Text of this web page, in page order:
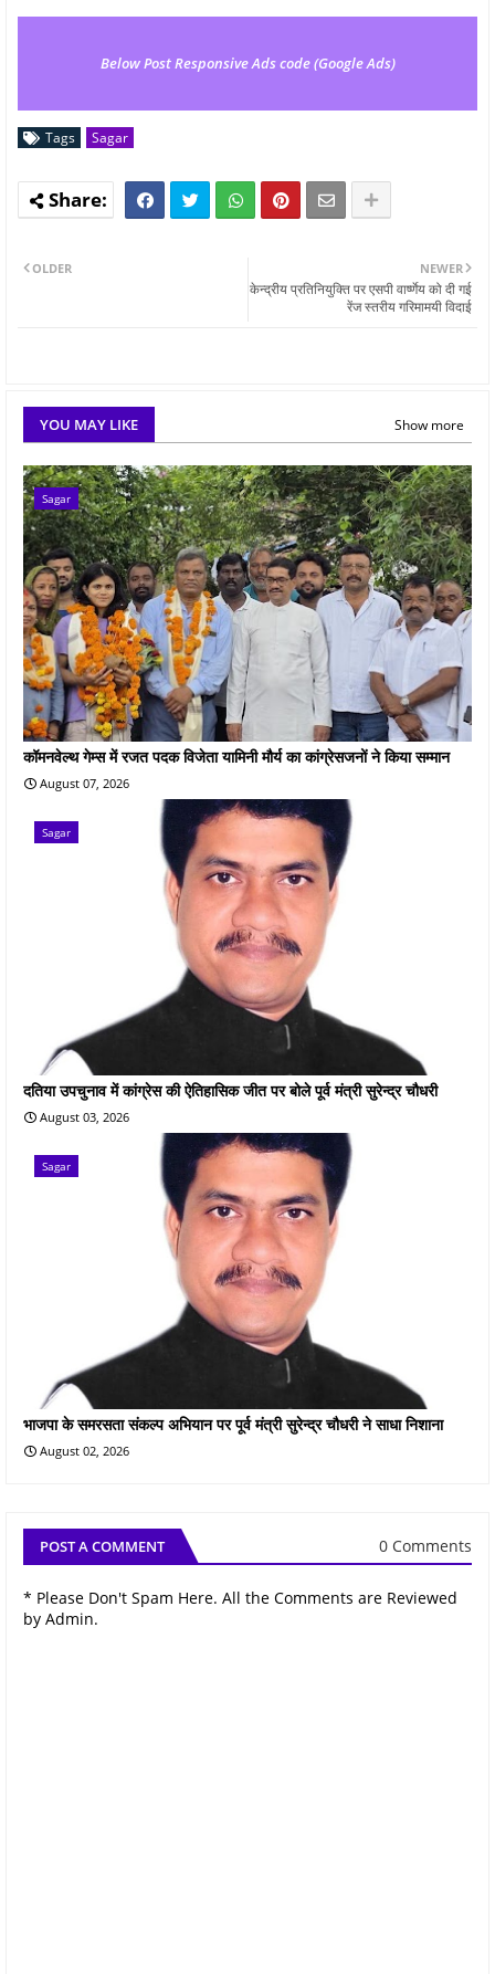
Below Post Responsive Ads code (Google Ads)
Tags Sagar
NEWER
केन्द्रीय प्रतिनियुक्ति पर एसपी वार्ष्णेय को दी गई
रेंज स्तरीय गरिमामयी विदाई
OLDER
YOU MAY LIKE Show more
Sagar
कॉमनवेल्थ गेम्स में रजत पदक विजेता यामिनी मौर्य का कांग्रेसजनों ने किया सम्मान
August 07, 2026
Sagar
दतिया उपचुनाव में कांग्रेस की ऐतिहासिक जीत पर बोले पूर्व मंत्री सुरेन्द्र चौधरी
August 03, 2026
Sagar
भाजपा के समरसता संकल्प अभियान पर पूर्व मंत्री सुरेन्द्र चौधरी ने साधा निशाना
August 02, 2026
POST A COMMENT 0 Comments
* Please Don't Spam Here. All the Comments are Reviewed
by Admin.